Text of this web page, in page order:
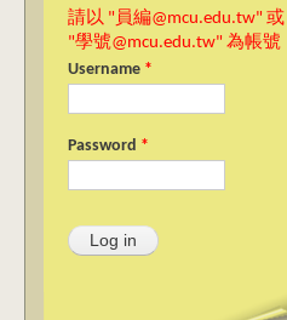
請以 "員編@mcu.edu.tw" 或
"學號@mcu.edu.tw" 為帳號
Username *
Password *